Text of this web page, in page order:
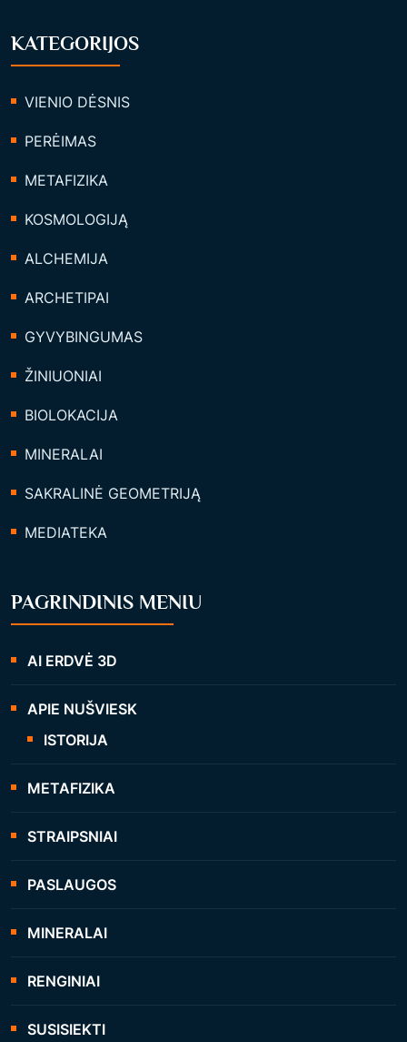
KATEGORIJOS
VIENIO DĖSNIS
PERĖIMAS
METAFIZIKA
KOSMOLOGIJĄ
ALCHEMIJA
ARCHETIPAI
GYVYBINGUMAS
ŽINIUONIAI
BIOLOKACIJA
MINERALAI
SAKRALINĖ GEOMETRIJĄ
MEDIATEKA
PAGRINDINIS MENIU
AI ERDVĖ 3D
APIE NUŠVIESK
ISTORIJA
METAFIZIKA
STRAIPSNIAI
PASLAUGOS
MINERALAI
RENGINIAI
SUSISIEKTI